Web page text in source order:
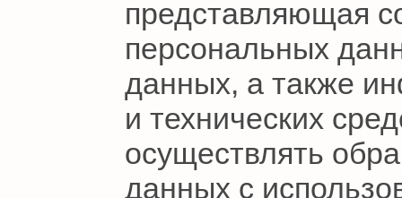
представляющая
персональных
данных, а также
и технических
осуществлять
данных с